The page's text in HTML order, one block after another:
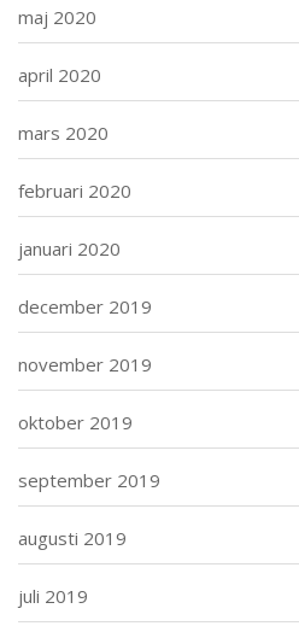
maj 2020
april 2020
mars 2020
februari 2020
januari 2020
december 2019
november 2019
oktober 2019
september 2019
augusti 2019
juli 2019